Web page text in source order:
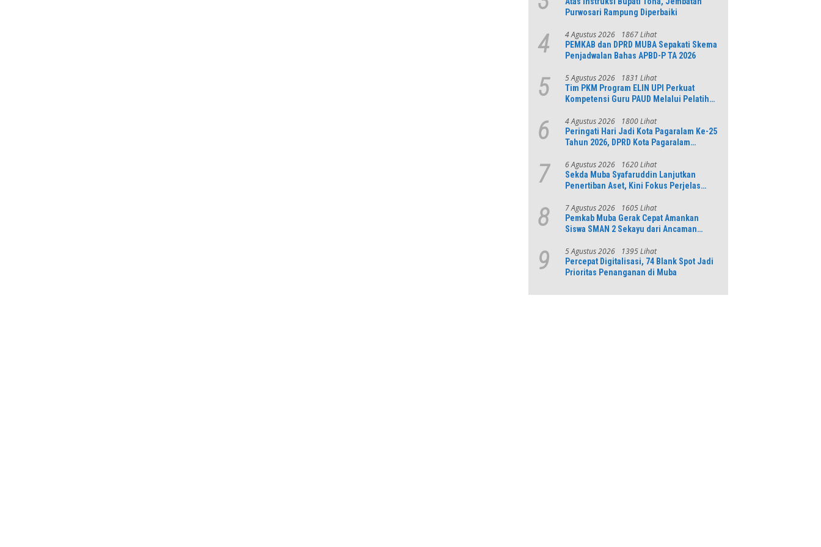
Purwosari Rampung Diperbaiki
4 4 Agustus 2026 1867 Lihat
PEMKAB dan DPRD MUBA Sepakati Skema
Penjadwalan Bahas APBD-P TA 2026
5 5 Agustus 2026 1831 Lihat
Tim PKM Program ELIN UPI Perkuat
Kompetensi Guru PAUD Melalui Pelatihan
Numerasi
6 4 Agustus 2026 1800 Lihat
Peringati Hari Jadi Kota Pagaralam Ke-25
Tahun 2026, DPRD Kota Pagaralam
7 6 Agustus 2026 1620 Lihat
Sekda Muba Syafaruddin Lanjutkan
Penertiban Aset, Kini Fokus Perjelas
8 7 Agustus 2026 1605 Lihat
Pemkab Muba Gerak Cepat Amankan
Siswa SMAN 2 Sekayu dari Ancaman
9 5 Agustus 2026 1395 Lihat
Percepat Digitalisasi, 74 Blank Spot Jadi
Prioritas Penanganan di Muba